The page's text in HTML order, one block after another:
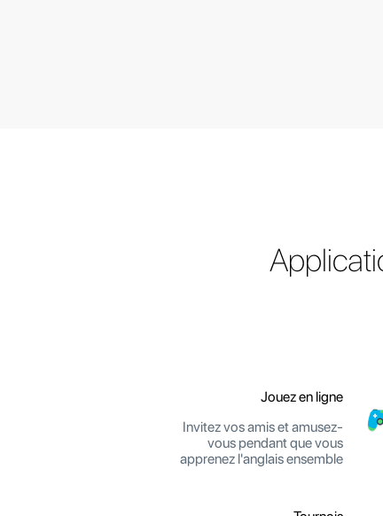
Jouez en ligne
Invitez vos amis et amusez-
vous pendant que vous
apprenez l'anglais ensemble